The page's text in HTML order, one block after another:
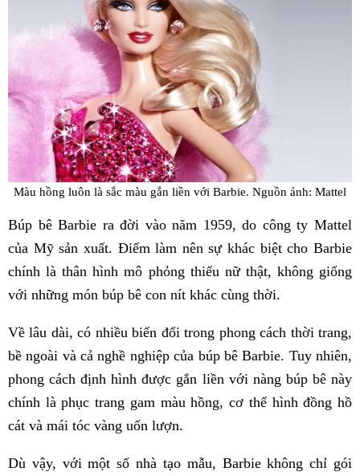
Màu hồng luôn là sắc màu gắn liền với Barbie. Nguồn ảnh: Mattel
Búp bê Barbie ra đời vào năm 1959, do công ty Mattel
của Mỹ sản xuất. Điểm làm nên sự khác biệt cho Barbie
chính là thân hình mô phỏng thiếu nữ thật, không giống
với những món búp bê con nít khác cùng thời.
Về lâu dài, có nhiều biến đổi trong phong cách thời trang,
bề ngoài và cả nghề nghiệp của búp bê Barbie. Tuy nhiên,
phong cách định hình được gắn liền với nàng búp bê này
chính là phục trang gam màu hồng, cơ thể hình đồng hồ
cát và mái tóc vàng uốn lượn.
Dù vậy, với một số nhà tạo mẫu, Barbie không chỉ gói